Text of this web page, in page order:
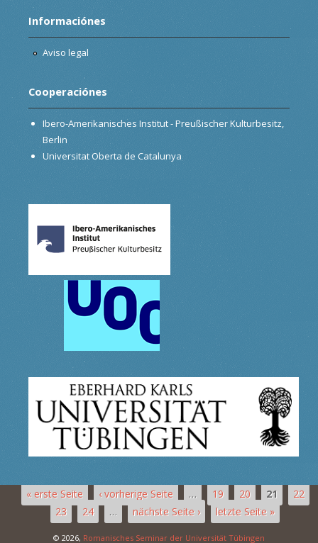
Informaciónes
Aviso legal
Cooperaciónes
Ibero-Amerikanisches Institut - Preußischer Kulturbesitz,
Berlin
Universitat Oberta de Catalunya
« erste Seite ‹ vorherige Seite … 19 20 21
22
23
24 … nächste Seite › letzte Seite »
© 2026, Romanisches Seminar der Universität Tübingen